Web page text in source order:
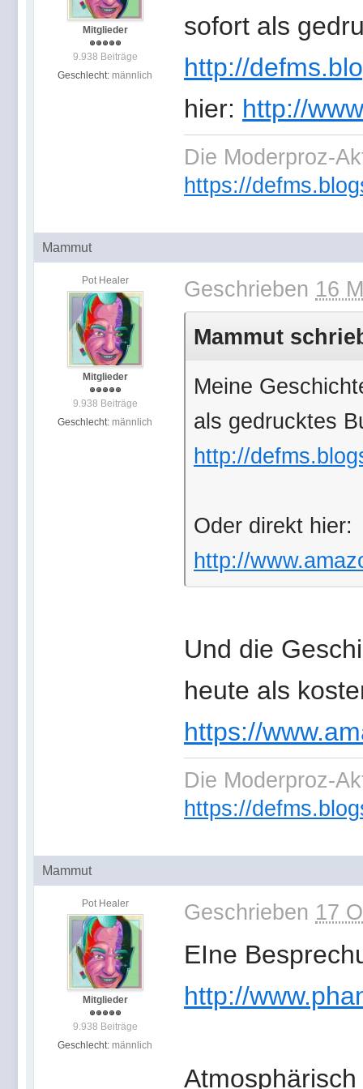
Mitglieder
9.938 Beiträge
Geschlecht: männlich
sofort als
http://
hier: http://
Die Moderproz-
https://
Mammut
Pot Healer
Mitglieder
9.938 Beiträge
Geschlecht: männlich
Geschrieben 16
Mammut
Meine
als gedrucktes
http://
Oder direkt hier:
http://
Und die
heute als
https://
Die Moderproz-
https://
Mammut
Pot Healer
Mitglieder
9.938 Beiträge
Geschlecht: männlich
Geschrieben 17
EIne
http://